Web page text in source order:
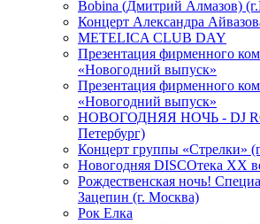
Bobina (Дмитрий Алмазов)
Концерт Александра
METELICA CLUB DAY
Презентация фирменного
«Новогодний выпуск»
Презентация фирменного
«Новогодний выпуск»
НОВОГОДНЯЯ НОЧЬ - DJ
Петербург)
Концерт группы «Стрелки»
Новогодняя DISCOтека ХХ
Рождественская ночь!
Зацепин (г. Москва)
Рок Елка